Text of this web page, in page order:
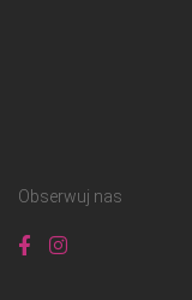
Obserwuj nas